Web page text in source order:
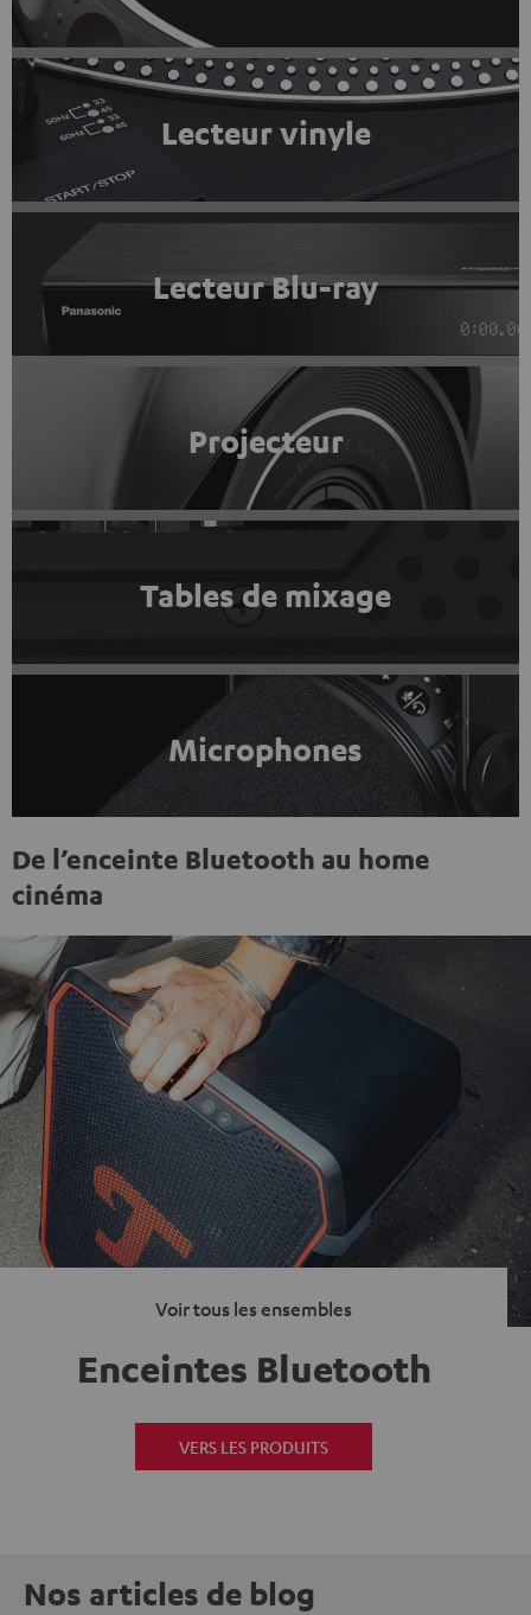
Lecteur vinyle
Lecteur Blu-ray
Projecteur
Tables de mixage
Microphones
De l’enceinte Bluetooth au home
cinéma
Voir tous les ensembles
Enceintes Bluetooth
VERS LES PRODUITS
Nos articles de blog